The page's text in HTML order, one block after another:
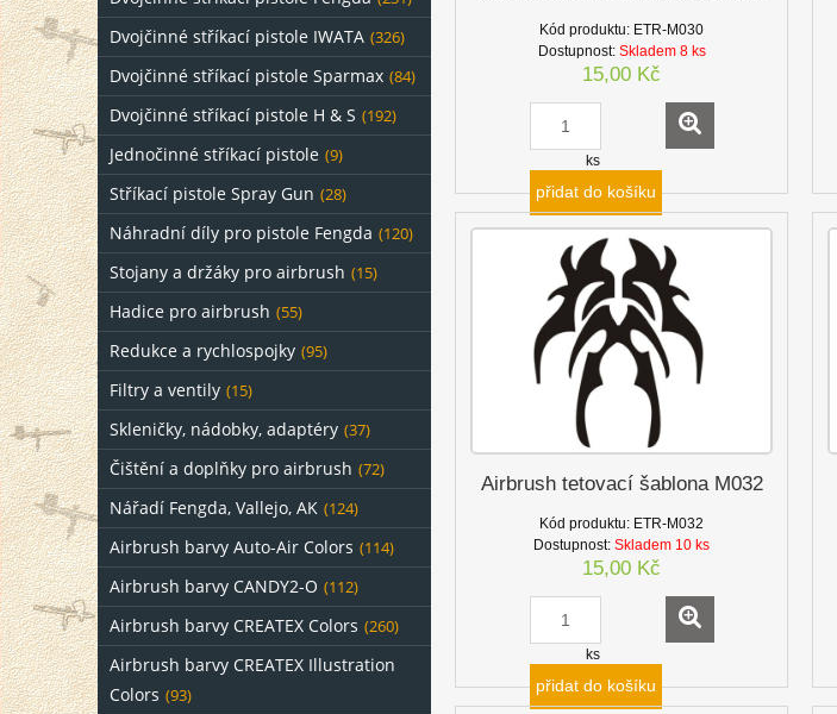
Dvojčinné stříkací pistole IWATA (326)
Dvojčinné stříkací pistole Sparmax (84)
Dvojčinné stříkací pistole H & S (192)
Jednočinné stříkací pistole (9)
Stříkací pistole Spray Gun (28)
Náhradní díly pro pistole Fengda (120)
Stojany a držáky pro airbrush (15)
Hadice pro airbrush (55)
Redukce a rychlospojky (95)
Filtry a ventily (15)
Skleničky, nádobky, adaptéry (37)
Čištění a doplňky pro airbrush (72)
Nářadí Fengda, Vallejo, AK (124)
Airbrush barvy Auto-Air Colors (114)
Airbrush barvy CANDY2-O (112)
Airbrush barvy CREATEX Colors (260)
Airbrush barvy CREATEX Illustration
Colors (93)
Kód produktu: ETR-M030
Dostupnost: Skladem 8 ks
15,00 Kč
ks
přidat do košíku
Airbrush tetovací šablona M032
Kód produktu: ETR-M032
Dostupnost: Skladem 10 ks
15,00 Kč
ks
přidat do košíku